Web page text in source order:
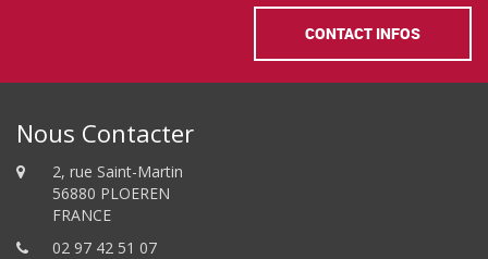
CONTACT INFOS
Nous Contacter
2, rue Saint-Martin
56880 PLOEREN
FRANCE
02 97 42 51 07